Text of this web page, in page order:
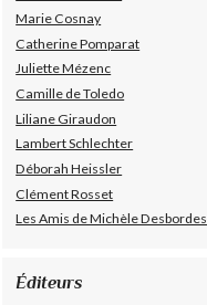
Marie Cosnay
Catherine Pomparat
Juliette Mézenc
Camille de Toledo
Liliane Giraudon
Lambert Schlechter
Déborah Heissler
Clément Rosset
Les Amis de Michèle Desbordes
Éditeurs